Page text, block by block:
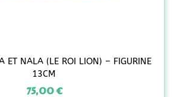
ET NALA (LE ROI LION) – FIGURINE
13CM
75,00€